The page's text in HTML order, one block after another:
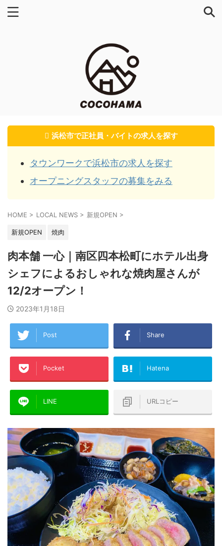
浜松市で正社員・バイトの求人を探す
タウンワークで浜松市の求人を探す
オープニングスタッフの募集をみる
HOME > LOCAL NEWS > 新規OPEN >
新規OPEN 焼肉
肉本舗 一心｜南区四本松町にホテル出身
シェフによるおしゃれな焼肉屋さんが
12/2オープン！
2023年1月18日
Post Share
Pocket Hatena
LINE URLコピー